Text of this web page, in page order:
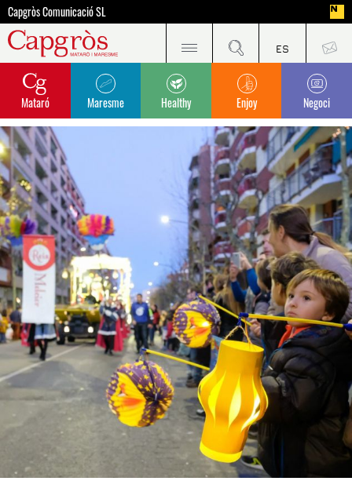
Capgròs Comunicació SL
Mataró Maresme Healthy Enjoy Negoci